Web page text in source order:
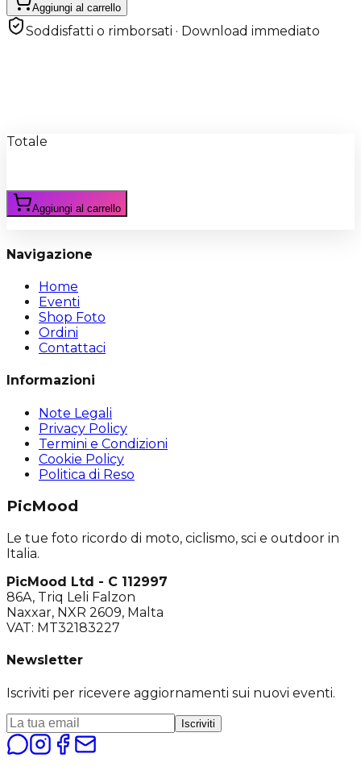
Aggiungi al carrello
Soddisfatti o rimborsati · Download immediato
Totale
Aggiungi al carrello
Navigazione
Home
Eventi
Shop Foto
Ordini
Contattaci
Informazioni
Note Legali
Privacy Policy
Termini e Condizioni
Cookie Policy
Politica di Reso
PicMood
Le tue foto ricordo di moto, ciclismo, sci e outdoor in
Italia.
PicMood Ltd - C 112997
86A, Triq Leli Falzon
Naxxar, NXR 2609, Malta
VAT: MT32183227
Newsletter
Iscriviti per ricevere aggiornamenti sui nuovi eventi.
Iscriviti